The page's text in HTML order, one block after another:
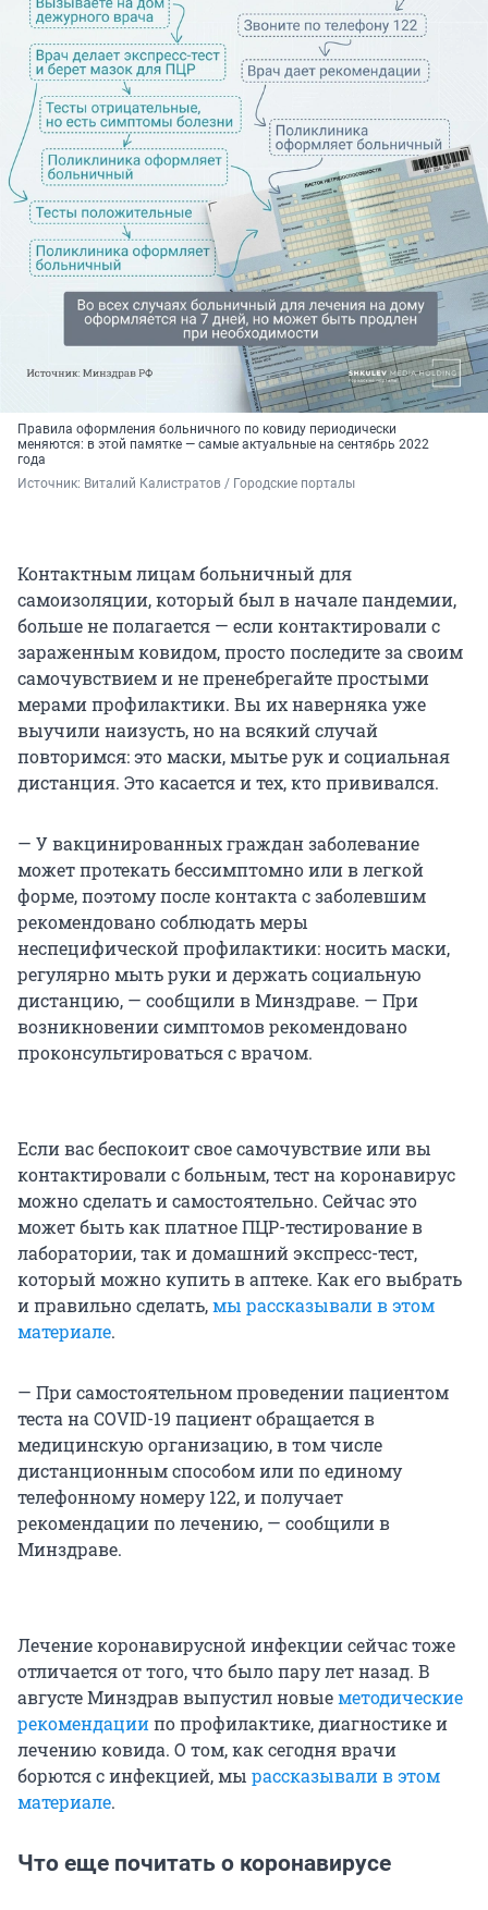
Правила оформления больничного по ковиду периодически
меняются: в этой памятке — самые актуальные на сентябрь 2022
года
Источник: Виталий Калистратов / Городские порталы
Контактным лицам больничный для
самоизоляции, который был в начале пандемии,
больше не полагается — если контактировали с
зараженным ковидом, просто последите за своим
самочувствием и не пренебрегайте простыми
мерами профилактики. Вы их наверняка уже
выучили наизусть, но на всякий случай
повторимся: это маски, мытье рук и социальная
дистанция. Это касается и тех, кто прививался.
— У вакцинированных граждан заболевание
может протекать бессимптомно или в легкой
форме, поэтому после контакта с заболевшим
рекомендовано соблюдать меры
неспецифической профилактики: носить маски,
регулярно мыть руки и держать социальную
дистанцию, — сообщили в Минздраве. — При
возникновении симптомов рекомендовано
проконсультироваться с врачом.
Если вас беспокоит свое самочувствие или вы
контактировали с больным, тест на коронавирус
можно сделать и самостоятельно. Сейчас это
может быть как платное ПЦР-тестирование в
лаборатории, так и домашний экспресс-тест,
который можно купить в аптеке. Как его выбрать
и правильно сделать,мы рассказывали в этом
материале.
— При самостоятельном проведении пациентом
теста на COVID-19 пациент обращается в
медицинскую организацию, в том числе
дистанционным способом или по единому
телефонному номеру 122, и получает
рекомендации по лечению, — сообщили в
Минздраве.
Лечение коронавирусной инфекции сейчас тоже
отличается от того, что было пару лет назад. В
августе Минздрав выпустил новыеметодические
рекомендациипо профилактике, диагностике и
лечению ковида. О том, как сегодня врачи
борются с инфекцией, мы рассказывали в этом
материале.
Что еще почитать о коронавирусе